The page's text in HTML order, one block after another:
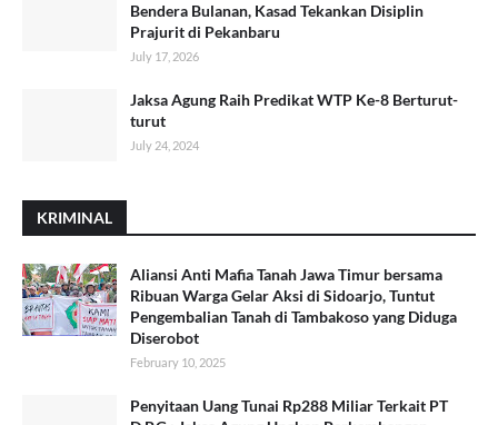
Bendera Bulanan, Kasad Tekankan Disiplin
Prajurit di Pekanbaru
July 17, 2026
Jaksa Agung Raih Predikat WTP Ke-8 Berturut-
turut
July 24, 2024
KRIMINAL
Aliansi Anti Mafia Tanah Jawa Timur bersama
Ribuan Warga Gelar Aksi di Sidoarjo, Tuntut
Pengembalian Tanah di Tambakoso yang Diduga
Diserobot
February 10, 2025
Penyitaan Uang Tunai Rp288 Miliar Terkait PT